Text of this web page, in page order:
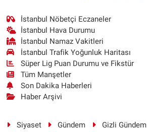
İstanbul Nöbetçi Eczaneler
İstanbul Hava Durumu
İstanbul Namaz Vakitleri
İstanbul Trafik Yoğunluk Haritası
Süper Lig Puan Durumu ve Fikstür
Tüm Manşetler
Son Dakika Haberleri
Haber Arşivi
Siyaset Gündem Gizli Gündem